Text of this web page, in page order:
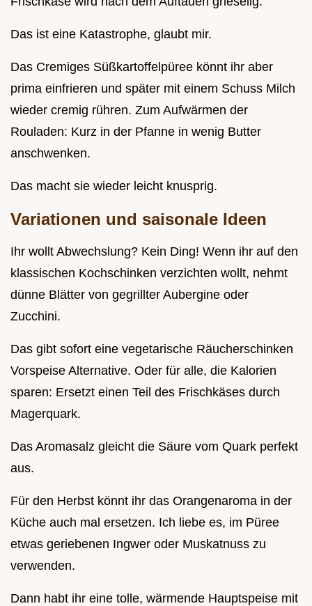
Das ist eine Katastrophe, glaubt mir.
Das Cremiges Süßkartoffelpüree könnt ihr aber
prima einfrieren und später mit einem Schuss Milch
wieder cremig rühren. Zum Aufwärmen der
Rouladen: Kurz in der Pfanne in wenig Butter
anschwenken.
Das macht sie wieder leicht knusprig.
Variationen und saisonale Ideen
Ihr wollt Abwechslung? Kein Ding! Wenn ihr auf den
klassischen Kochschinken verzichten wollt, nehmt
dünne Blätter von gegrillter Aubergine oder
Zucchini.
Das gibt sofort eine vegetarische Räucherschinken
Vorspeise Alternative. Oder für alle, die Kalorien
sparen: Ersetzt einen Teil des Frischkäses durch
Magerquark.
Das Aromasalz gleicht die Säure vom Quark perfekt
aus.
Für den Herbst könnt ihr das Orangenaroma in der
Küche auch mal ersetzen. Ich liebe es, im Püree
etwas geriebenen Ingwer oder Muskatnuss zu
verwenden.
Dann habt ihr eine tolle, wärmende Hauptspeise mit